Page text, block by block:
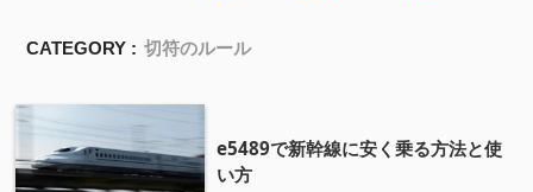
CATEGORY : 切符のルール
e5489で新幹線に安く乗る方法と使
い方